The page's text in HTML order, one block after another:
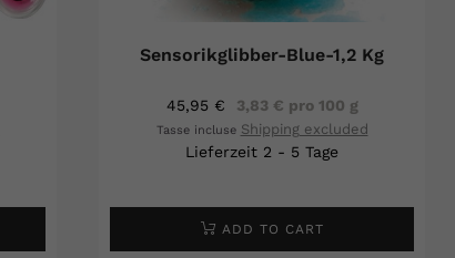
Sensorikglibber-Blue-1,2 Kg
45,95 € 3,83 € pro 100 g
Tasse incluse Shipping excluded
Lieferzeit 2 - 5 Tage
ADD TO CART